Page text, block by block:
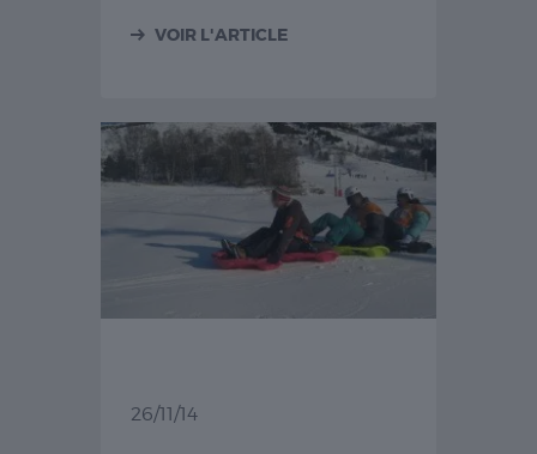
VOIR L'ARTICLE
26/11/14